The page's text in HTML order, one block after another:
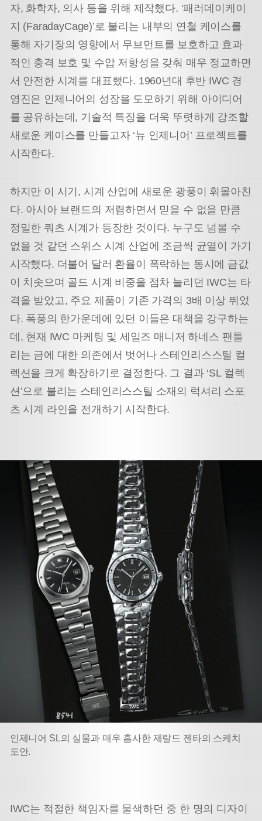
자, 화학자, 의사 등을 위해 제작했다. ‘패러데이케이
지 (FaradayCage)’로 불리는 내부의 연철 케이스를
통해 자기장의 영향에서 무브먼트를 보호하고 효과
적인 충격 보호 및 수압 저항성을 갖춰 매우 정교하면
서 안전한 시계를 대표했다. 1960년대 후반 IWC 경
영진은 인제니어의 성장을 도모하기 위해 아이디어
를 공유하는데, 기술적 특징을 더욱 뚜렷하게 강조할
새로운 케이스를 만들고자 ‘뉴 인제니어’ 프로젝트를
시작한다.
하지만 이 시기, 시계 산업에 새로운 광풍이 휘몰아친
다. 아시아 브랜드의 저렴하면서 믿을 수 없을 만큼
정밀한 쿼츠 시계가 등장한 것이다. 누구도 넘볼 수
없을 것 같던 스위스 시계 산업에 조금씩 균열이 가기
시작했다. 더불어 달러 환율이 폭락하는 동시에 금값
이 치솟으며 골드 시계 비중을 점차 늘리던 IWC는 타
격을 받았고, 주요 제품이 기존 가격의 3배 이상 뛰었
다. 폭풍의 한가운데에 있던 이들은 대책을 강구하는
데, 현재 IWC 마케팅 및 세일즈 매니저 하네스 팬틀
리는 금에 대한 의존에서 벗어나 스테인리스스틸 컬
렉션을 크게 확장하기로 결정한다. 그 결과 ‘SL 컬렉
션’으로 불리는 스테인리스스틸 소재의 럭셔리 스포
츠 시계 라인을 전개하기 시작한다.
인제니어 SL의 실물과 매우 흡사한 제랄드 젠타의 스케치
도안.
IWC는 적절한 책임자를 물색하던 중 한 명의 디자이